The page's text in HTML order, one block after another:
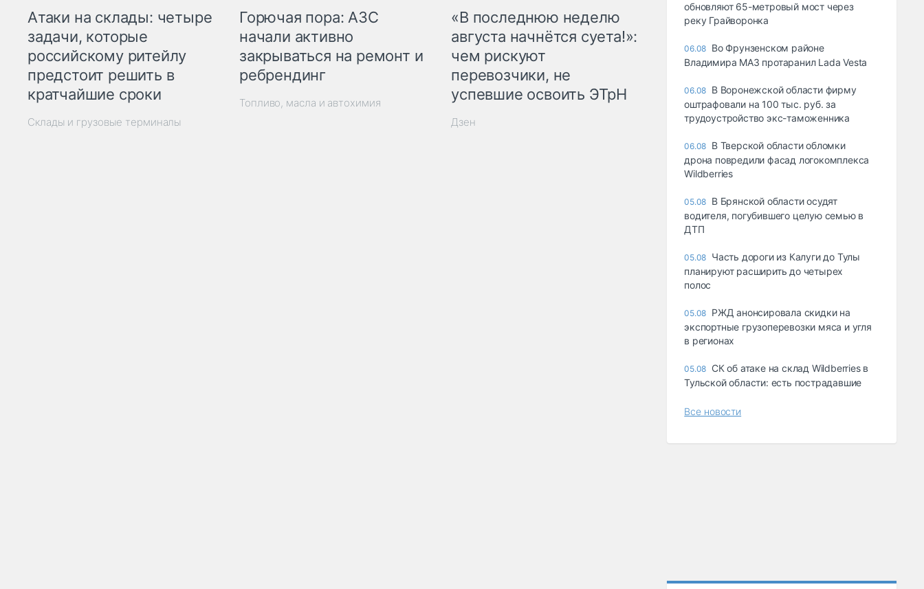
Атаки на склады: четыре
задачи, которые
российскому ритейлу
предстоит решить в
кратчайшие сроки
Склады и грузовые терминалы
Горючая пора: АЗС
начали активно
закрываться на ремонт и
ребрендинг
Топливо, масла и автохимия
«В последнюю неделю
августа начнётся суета!»:
чем рискуют
перевозчики, не
успевшие освоить ЭТрН
Дзен
обновляют 65-метровый мост через
реку Грайворонка
06.08 Во Фрунзенском районе
Владимира МАЗ протаранил Lada Vesta
06.08 В Воронежской области фирму
оштрафовали на 100 тыс. руб. за
трудоустройство экс-таможенника
06.08 В Тверской области обломки
дрона повредили фасад логокомплекса
Wildberries
05.08 В Брянской области осудят
водителя, погубившего целую семью в
ДТП
05.08 Часть дороги из Калуги до Тулы
планируют расширить до четырех
полос
05.08 РЖД анонсировала скидки на
экспортные грузоперевозки мяса и угля
в регионах
05.08 СК об атаке на склад Wildberries в
Тульской области: есть пострадавшие
Все новости